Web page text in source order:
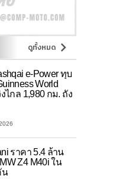
ดูทั้งหมด
e-Power ทุบ
World
ไกล 1,980 กม. ถัง
ราคา 5.4 ล้าน
Z4 M40i ใน
น